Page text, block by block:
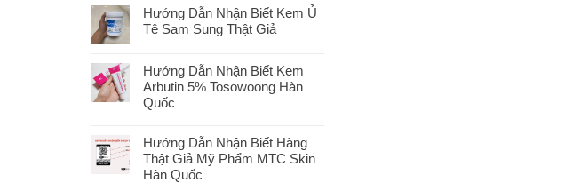
Hướng Dẫn Nhận Biết Kem Ủ
Tê Sam Sung Thật Giả
Hướng Dẫn Nhận Biết Kem
Arbutin 5% Tosowoong Hàn
Quốc
Hướng Dẫn Nhận Biết Hàng
Thật Giả Mỹ Phẩm MTC Skin
Hàn Quốc